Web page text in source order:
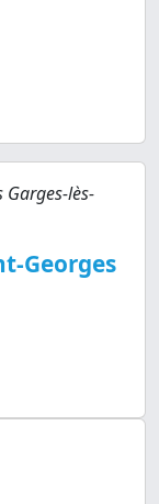
lès-
Georges